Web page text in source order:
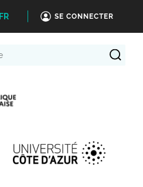
FR SE CONNECTER